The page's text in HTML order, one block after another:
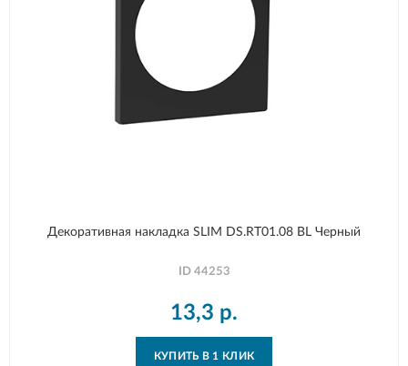
Декоративная накладка SLIM DS.RT01.08 BL Черный
ID 44253
13,3 р.
КУПИТЬ В 1 КЛИК